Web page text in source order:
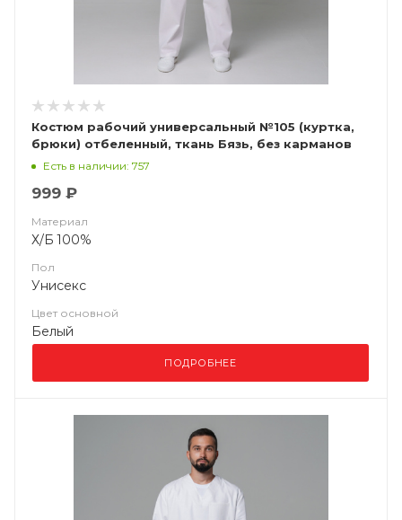
Костюм рабочий универсальный №105 (куртка,
брюки) отбеленный, ткань Бязь, без карманов
Есть в наличии: 757
999 ₽
Материал
Х/Б 100%
Пол
Унисекс
Цвет основной
Белый
ПОДРОБНЕЕ